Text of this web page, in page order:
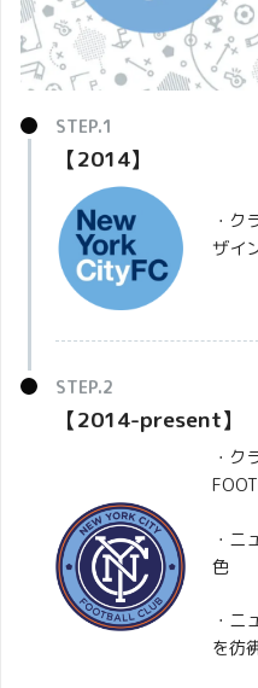
【2014】
・ク
ザイ
【2014-present】
・ク
・ニ
色
・ニ
を彷